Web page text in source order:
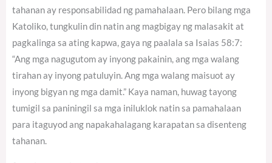
tahanan ay responsabilidad ng pamahalaan. Pero bilang mga
Katoliko, tungkulin din natin ang magbigay ng malasakit at
pagkalinga sa ating kapwa, gaya ng paalala sa Isaias 58:7:
“Ang mga nagugutom ay inyong pakainin, ang mga walang
tirahan ay inyong patuluyin. Ang mga walang maisuot ay
inyong bigyan ng mga damit.” Kaya naman, huwag tayong
tumigil sa paniningil sa mga iniluklok natin sa pamahalaan
para itaguyod ang napakahalagang karapatan sa disenteng
tahanan.